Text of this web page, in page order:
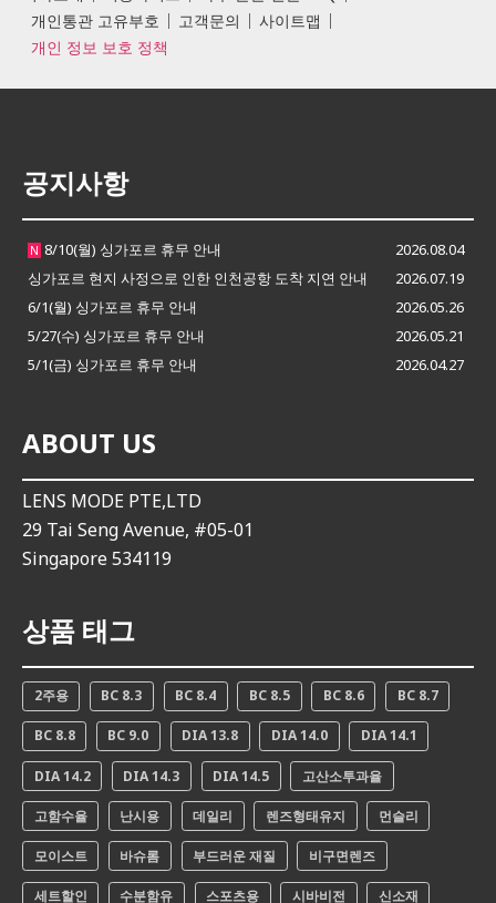
개인통관 고유부호
고객문의
사이트맵
개인 정보 보호 정책
공지사항
N 8/10(월) 싱가포르 휴무 안내
2026.08.04
싱가포르 현지 사정으로 인한 인천공항 도착 지연 안내
2026.07.19
6/1(월) 싱가포르 휴무 안내
2026.05.26
5/27(수) 싱가포르 휴무 안내
2026.05.21
5/1(금) 싱가포르 휴무 안내
2026.04.27
ABOUT US
LENS MODE PTE,LTD
29 Tai Seng Avenue, #05-01
Singapore 534119
상품 태그
2주용 BC 8.3 BC 8.4 BC 8.5 BC 8.6 BC 8.7
BC 8.8 BC 9.0 DIA 13.8 DIA 14.0 DIA 14.1
DIA 14.2 DIA 14.3 DIA 14.5 고산소투과율
고함수율 난시용 데일리 렌즈형태유지 먼슬리
모이스트 바슈롬 부드러운 재질 비구면렌즈
세트할인 수분함유 스포츠용 시바비전 신소재